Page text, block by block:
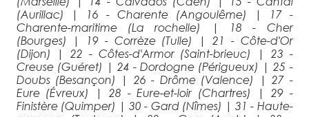
(Aurillac)
| 16 - Charente (Angoulême) |
17 -
Charente-maritime (La rochelle)
|
18 - Cher
(Bourges)
| 19 - Corrèze (Tulle) | 21 - Côte-d'Or
(Dijon)
| 22 - Côtes-d'Armor (Saint-brieuc) | 23 -
Creuse (Guéret) | 24 - Dordogne (Périgueux) | 25 -
Doubs (Besançon)
| 26 - Drôme (Valence) | 27 -
Eure (Évreux)
| 28 - Eure-et-loir (Chartres) | 29 -
Finistère (Quimper) |30 - Gard (Nîmes) |31 - Haute-